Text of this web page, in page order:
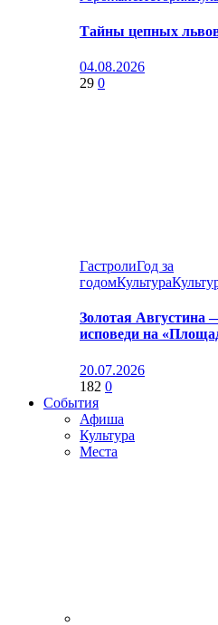
Тайны цепных
04.08.2026
29 0
ГастролиГод за
годомКультура
Золотая Августина
исповеди на
20.07.2026
182 0
События
Афиша
Культура
Места